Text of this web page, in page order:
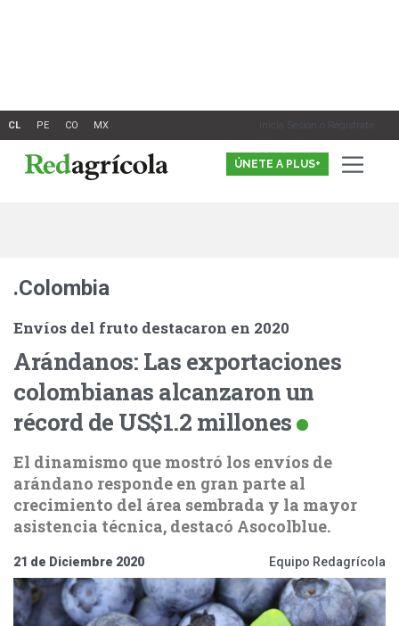
Inicia Sesión o Registrate
ÚNETE A PLUS+
.Colombia
Envíos del fruto destacaron en 2020
Arándanos: Las exportaciones
colombianas alcanzaron un
récord de US$1.2 millones
El dinamismo que mostró los envíos de
arándano responde en gran parte al
crecimiento del área sembrada y la mayor
asistencia técnica, destacó Asocolblue.
21 de Diciembre 2020 Equipo Redagrícola